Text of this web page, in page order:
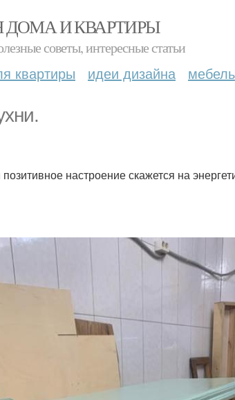
ДОМА И КВАРТИРЫ
советы, интересные статьи
квартиры идеи дизайна мебель
настроение скажется на